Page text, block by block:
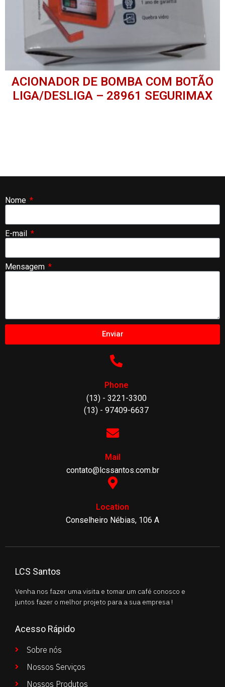
ACIONADOR DE BOMBA COM BOTÃO
LIGA/DESLIGA – 28961 SEGURIMAX
Nome
E-mail
Mensagem
Enviar
Phone
(13) - 3221-3300
(13) - 97409-6637
Mail
contato@lcssantos.com.br
Location
Conselheiro Nébias, 106 A
LCS Santos
Venha nos fazer uma visita e tomar um café conosco e
juntos fazer o melhor projeto para a sua empresa !
Acesso Rápido
Sobre nós
Nossos Serviços
Nossos Produtos